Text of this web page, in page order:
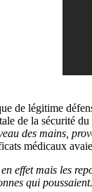
de légitime
de la sécurité
des mains,
médicaux
effet mais les
qui